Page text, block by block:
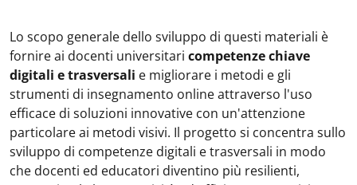
Lo scopo generale dello sviluppo di questi materiali è
fornire ai docenti universitari competenze chiave
digitali e trasversali e migliorare i metodi e gli
strumenti di insegnamento online attraverso l'uso
efficace di soluzioni innovative con un'attenzione
particolare ai metodi visivi. Il progetto si concentra sullo
sviluppo di competenze digitali e trasversali in modo
che docenti ed educatori diventino più resilienti,